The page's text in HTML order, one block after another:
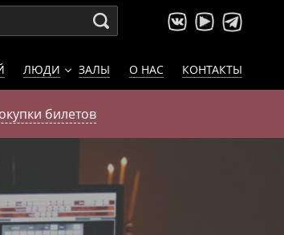
ЛЮДИ ЗАЛЫ О НАС КОНТАКТЫ
билетов